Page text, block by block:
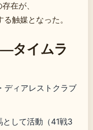
在が、
触媒となった。
タイムラ
ィアレストクラブ
して活動（41戦3